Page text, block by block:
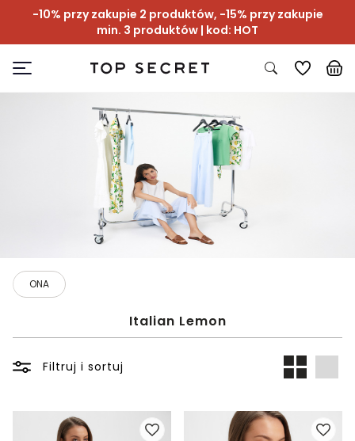
-10% przy zakupie 2 produktów, -15% przy zakupie
min. 3 produktów | kod: HOT
ONA
Italian Lemon
Filtruj i sortuj